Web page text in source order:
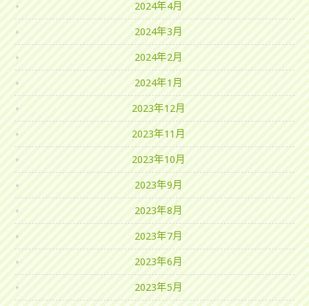
2024年4月
2024年3月
2024年2月
2024年1月
2023年12月
2023年11月
2023年10月
2023年9月
2023年8月
2023年7月
2023年6月
2023年5月